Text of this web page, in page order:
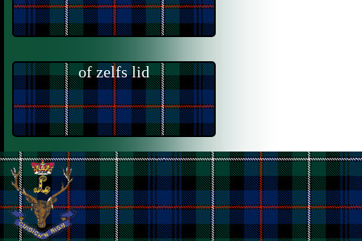
of zelfs lid